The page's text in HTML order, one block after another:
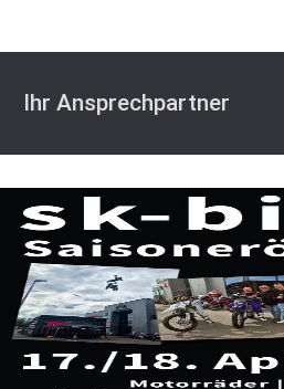
Ihr Ansprechpartner